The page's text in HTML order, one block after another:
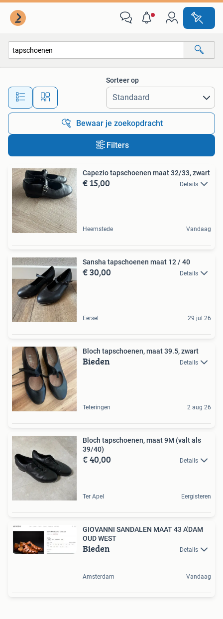
Alle afstanden…
Sorteer op
Bewaar je zoekopdracht
Filters
Capezio tapschoenen maat 32/33, zwart
€ 15,00 Details
Heemstede Vandaag
Sansha tapschoenen maat 12 / 40
€ 30,00 Details
Eersel 29 jul 26
Bloch tapschoenen, maat 39.5, zwart
Bieden Details
Teteringen 2 aug 26
Bloch tapschoenen, maat 9M (valt als
39/40)
€ 40,00 Details
Ter Apel Eergisteren
GIOVANNI SANDALEN MAAT 43 A'DAM
OUD WEST
Bieden Details
Amsterdam Vandaag